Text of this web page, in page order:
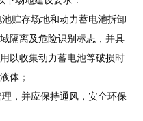
贮存场地和动力蓄电池拆卸
隔离及危险识别标志，并具
以收集动力蓄电池等破损时
体；
，并应保持通风，安全环保